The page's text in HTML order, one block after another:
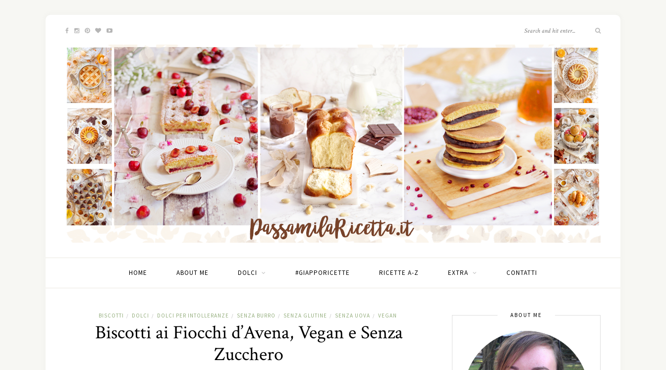
HOME ABOUT ME DOLCI #GIAPPORICETTE RICETTE A-Z EXTRA CONTATTI
BISCOTTI / DOLCI / DOLCI PER INTOLLERANZE / SENZA BURRO / SENZA GLUTINE / SENZA UOVA / VEGAN
Biscotti ai Fiocchi d’Avena, Vegan e Senza
Zucchero
ABOUT ME